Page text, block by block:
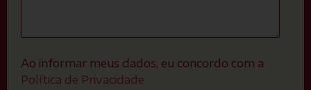
Ao informar meus dados, eu concordo com a
Política de Privacidade